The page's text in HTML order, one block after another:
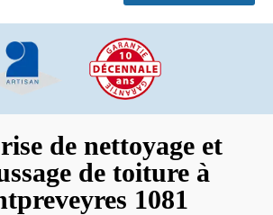
de nettoyage et
de toiture à
1081